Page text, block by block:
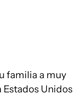
familia a muy
Unidos